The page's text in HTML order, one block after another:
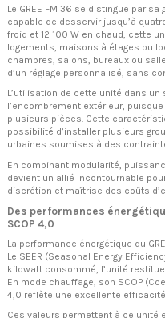
Le GREE FM 36 se distingue par
capable de desservir jusqu’à
froid et 12 100 W en chaud, cette
logements, maisons à étages ou
chambres, salons, bureaux ou
d’un réglage personnalisé, sans
L’utilisation de cette unité dans
l’encombrement extérieur,
plusieurs pièces. Cette
possibilité d’installer plusieurs
urbaines soumises à des
En combinant modularité,
devient un allié incontournable
discrétion et maîtrise des coûts
Des performances
SCOP 4,0
La performance énergétique du
Le SEER (Seasonal Energy
kilowatt consommé, l’unité
En mode chauffage, son SCOP
4,0 reflète une excellente
Ces valeurs permettent à ce unité